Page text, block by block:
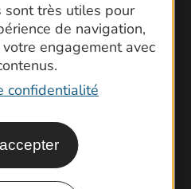
sont très utiles pour
de navigation,
engagement avec
confidentialité
nous !
questions
et Topoguides